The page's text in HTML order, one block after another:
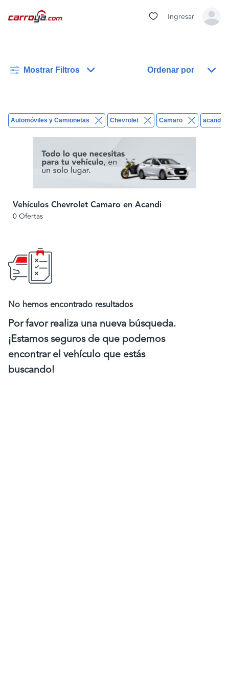
Ingresar
Mostrar Filtros Ordenar por
Automóviles y Camionetas Chevrolet Camaro acandi
Vehículos Chevrolet Camaro en Acandi
0 Ofertas
No hemos encontrado resultados
Por favor realiza una nueva búsqueda.
¡Estamos seguros de que podemos
encontrar el vehículo que estás
buscando!